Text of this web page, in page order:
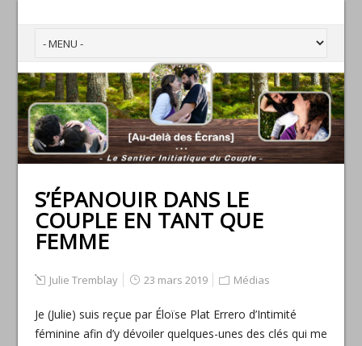
S’ÉPANOUIR DANS LE
COUPLE EN TANT QUE
FEMME
Julie Tremblay 23 mars 2019 Médias
Je (Julie) suis reçue par Éloïse Plat Errero d’Intimité
féminine afin d’y dévoiler quelques-unes des clés qui me